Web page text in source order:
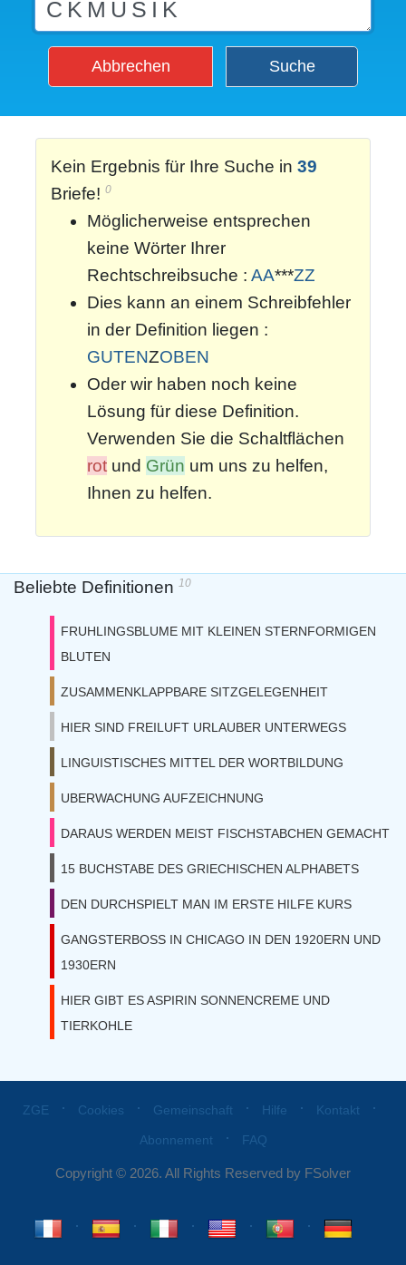
Abbrechen Suche
Kein Ergebnis für Ihre Suche in 39
Briefe! 0
Möglicherweise entsprechen
keine Wörter Ihrer
Rechtschreibsuche : AA***ZZ
Dies kann an einem Schreibfehler
in der Definition liegen :
GUTENZOBEN
Oder wir haben noch keine
Lösung für diese Definition.
Verwenden Sie die Schaltflächen
rot und Grün um uns zu helfen,
Ihnen zu helfen.
Beliebte Definitionen 10
FRUHLINGSBLUME MIT KLEINEN STERNFORMIGEN
BLUTEN
ZUSAMMENKLAPPBARE SITZGELEGENHEIT
HIER SIND FREILUFT URLAUBER UNTERWEGS
LINGUISTISCHES MITTEL DER WORTBILDUNG
UBERWACHUNG AUFZEICHNUNG
DARAUS WERDEN MEIST FISCHSTABCHEN GEMACHT
15 BUCHSTABE DES GRIECHISCHEN ALPHABETS
DEN DURCHSPIELT MAN IM ERSTE HILFE KURS
GANGSTERBOSS IN CHICAGO IN DEN 1920ERN UND
1930ERN
HIER GIBT ES ASPIRIN SONNENCREME UND
TIERKOHLE
ZGE ⋅ Cookies ⋅ Gemeinschaft ⋅ Hilfe ⋅ Kontakt ⋅
Abonnement ⋅ FAQ
Copyright © 2026. All Rights Reserved by FSolver
⋅ ⋅ ⋅ ⋅ ⋅